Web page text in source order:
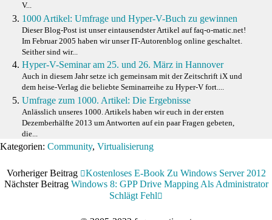
V...
1000 Artikel: Umfrage und Hyper-V-Buch zu gewinnen
Dieser Blog-Post ist unser eintausendster Artikel auf faq-o-matic.net!
Im Februar 2005 haben wir unser IT-Autorenblog online geschaltet.
Seither sind wir...
Hyper-V-Seminar am 25. und 26. März in Hannover
Auch in diesem Jahr setze ich gemeinsam mit der Zeitschrift iX und
dem heise-Verlag die beliebte Seminarreihe zu Hyper-V fort....
Umfrage zum 1000. Artikel: Die Ergebnisse
Anlässlich unseres 1000. Artikels haben wir euch in der ersten
Dezemberhälfte 2013 um Antworten auf ein paar Fragen gebeten,
die...
Kategorien: Community, Virtualisierung
Vorheriger Beitrag
Kostenloses E-Book Zu Windows Server 2012
Nächster Beitrag Windows 8: GPP Drive Mapping Als Administrator
Schlägt Fehl